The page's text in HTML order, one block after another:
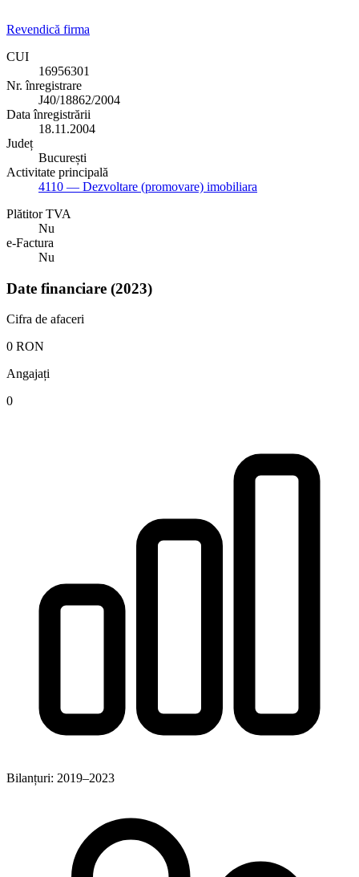
Revendică firma
CUI
16956301
Nr. înregistrare
J40/18862/2004
Data înregistrării
18.11.2004
Județ
București
Activitate principală
4110 — Dezvoltare (promovare) imobiliara
Plătitor TVA
Nu
e-Factura
Nu
Date financiare (2023)
Cifra de afaceri
0 RON
Angajați
0
Bilanțuri: 2019–2023